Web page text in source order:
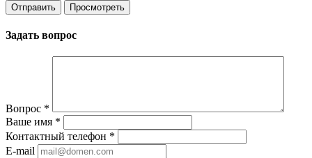
Задать вопрос
Вопрос *
Ваше имя *
Контактный телефон *
E-mail